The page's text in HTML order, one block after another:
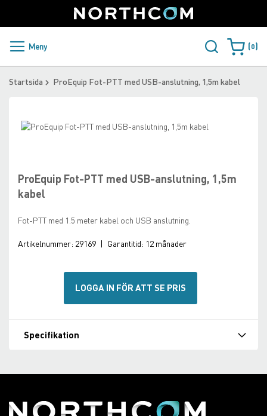
to
Content
Sweden
PRODUKTER OCH LÖSNINGAR
ÅTERFÖRSÄLJARE
LADDA NER
Meny Varukorgen
0
Startsida ProEquip Fot-PTT med USB-anslutning, 1,5m kabel
ProEquip Fot-PTT med USB-anslutning, 1,5m
kabel
Fot-PTT med 1.5 meter kabel och USB anslutning.
Artikelnummer: 29169 | Garantitid: 12 månader
LOGGA IN FÖR ATT SE PRIS
Skip
of
the
images
beginning
of
the
gallery
Specifikation